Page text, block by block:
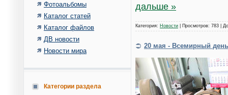
Фотоальбомы
Каталог статей
Каталог файлов
ДВ новости
Новости мира
Категории раздела
дальше »
Категория: Новости | Просмотров: 783 |
20 мая - Всемирный